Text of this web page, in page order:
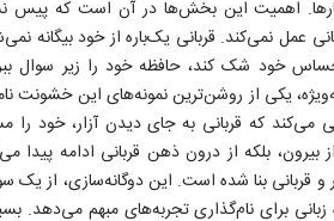
اهمیت این بخش‌ها در آن است که پیس
عمل نمی‌کند. قربانی یک‌باره از خود بیگانه
خود شک کند، حافظه خود را زیر سوال
یکی از روشن‌ترین نمونه‌های این خشونت
می‌کند که قربانی به جای دیدن آزار، خود را
بلکه از درون ذهن قربانی ادامه پیدا
و قربانی بنا شده است. این دوگانه‌سازی، از یک
برای نام‌گذاری تجربه‌های مبهم می‌دهد.